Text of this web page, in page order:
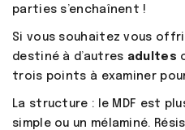
parties s’enchaînent !
Si vous souhaitez vous
destiné à d’autres adultes
trois points à examiner
La structure : le MDF est
simple ou un mélaminé.